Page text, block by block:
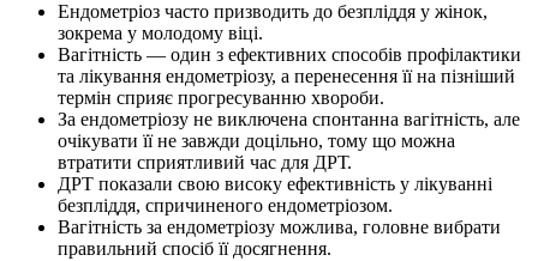
Ендометріоз часто призводить до безпліддя у жінок,
зокрема у молодому віці.
Вагітність — один з ефективних способів профілактики
та лікування ендометріозу, а перенесення її на пізніший
термін сприяє прогресуванню хвороби.
За ендометріозу не виключена спонтанна вагітність, але
очікувати її не завжди доцільно, тому що можна
втратити сприятливий час для ДРТ.
ДРТ показали свою високу ефективність у лікуванні
безпліддя, спричиненого ендометріозом.
Вагітність за ендометріозу можлива, головне вибрати
правильний спосіб її досягнення.